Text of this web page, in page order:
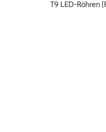
T9 LED-Röhren